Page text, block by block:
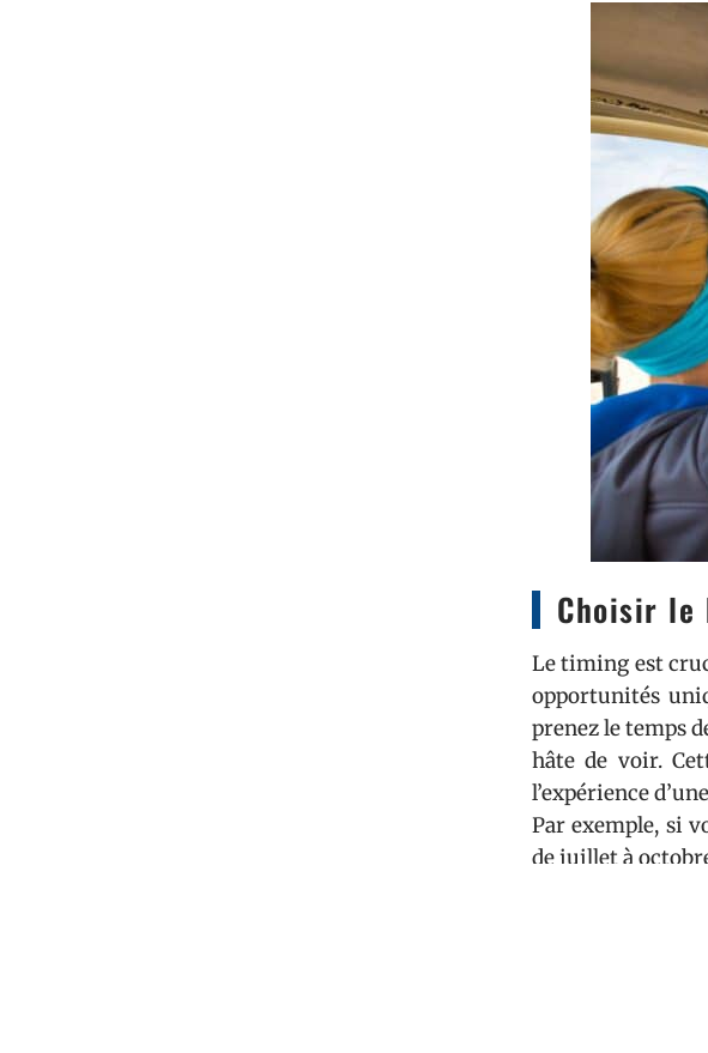
Choisir le
Le timing est
opportunités
prenez le temps
hâte de voir.
l’expérience
Par exemple, si
de juillet à